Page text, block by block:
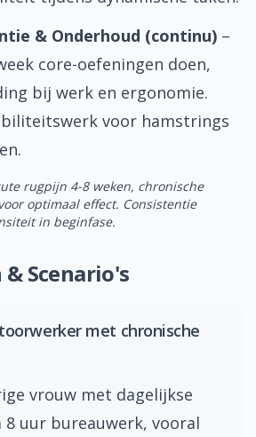
& Onderhoud (continu) –
core-oefeningen doen,
bij werk en ergonomie.
voor hamstrings
rugpijn 4-8 weken, chronische
optimaal effect. Consistentie
in beginfase.
Scenario's
met chronische
vrouw met dagelijkse
8 uur bureauwerk, vooral